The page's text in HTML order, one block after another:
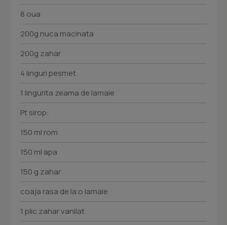
8 oua
200g nuca macinata
200g zahar
4 linguri pesmet
1 lingurita zeama de lamaie
Pt sirop:
150 ml rom
150 ml apa
150 g zahar
coaja rasa de la o lamaie
1 plic zahar vanilat